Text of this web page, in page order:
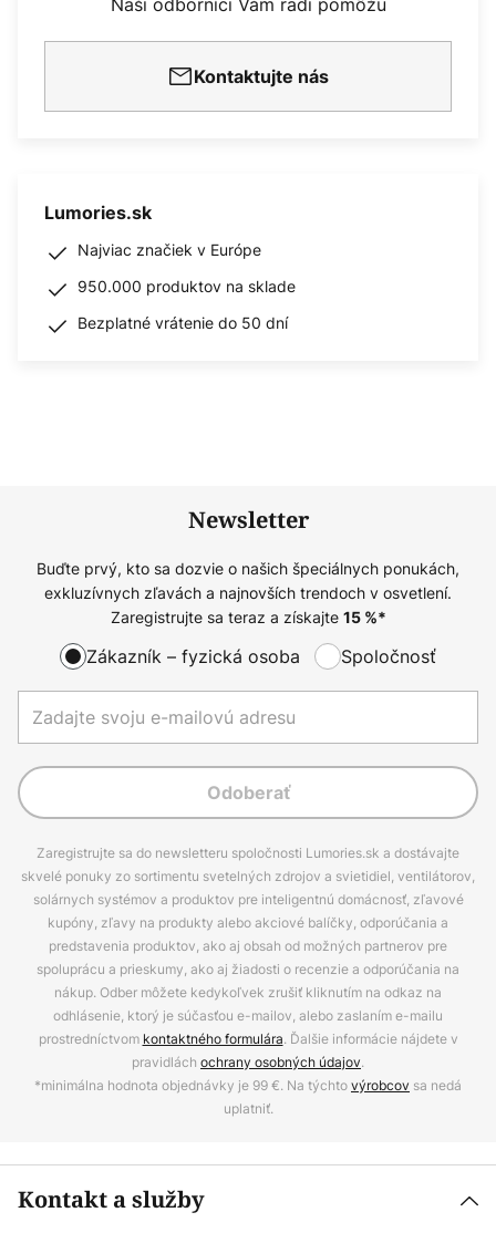
Kontaktujte nás
Lumories.sk
Najviac značiek v Európe
950.000 produktov na sklade
Bezplatné vrátenie do 50 dní
Newsletter
Buďte prvý, kto sa dozvie o našich špeciálnych ponukách,
exkluzívnych zľavách a najnovších trendoch v osvetlení.
Zaregistrujte sa teraz a získajte 15%*
Zákazník – fyzická osoba Spoločnosť
Odoberať
Zaregistrujte sa do newsletteru spoločnosti Lumories.sk a dostávajte
skvelé ponuky zo sortimentu svetelných zdrojov a svietidiel, ventilátorov,
solárnych systémov a produktov pre inteligentnú domácnosť, zľavové
kupóny, zľavy na produkty alebo akciové balíčky, odporúčania a
predstavenia produktov, ako aj obsah od možných partnerov pre
spoluprácu a prieskumy, ako aj žiadosti o recenzie a odporúčania na
nákup. Odber môžete kedykoľvek zrušiť kliknutím na odkaz na
odhlásenie, ktorý je súčasťou e-mailov, alebo zaslaním e-mailu
prostredníctvom kontaktného formulára. Ďalšie informácie nájdete v
pravidlách ochrany osobných údajov.
*minimálna hodnota objednávky je 99 €. Na týchtovýrobcov sa nedá
uplatniť.
Kontakt a služby